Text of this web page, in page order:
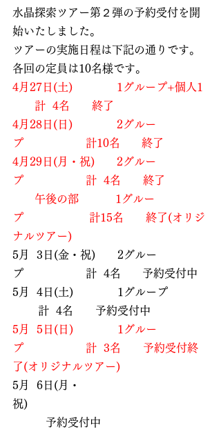
水晶探索ツアー第２弾の予約受付を開
始いたしました。
ツアーの実施日程は下記の通りです。
各回の定員は10名様です。
4月27日(土)　　　　1グループ+個人1
計  4名　　終了
4月28日(日)　　　　2グルー
プ　　　　 　 計10名　   終了
4月29日(月・祝)　　2グルー
プ　　　　　  計  4名　　終了
午後の部　　　 1グルー
プ　　　　　   計15名　　終了(オリジ
ナルツアー)
5月  3日(金・祝)　　2グルー
プ　　　　　  計  4名   　予約受付中
5月  4日(土)　　　　1グループ
計  4名　　予約受付中
5月  5日(日)　　　　1グルー
プ　　　　　  計  3名　　予約受付終
了(オリジナルツアー)
5月  6日(月・
祝)
予約受付中